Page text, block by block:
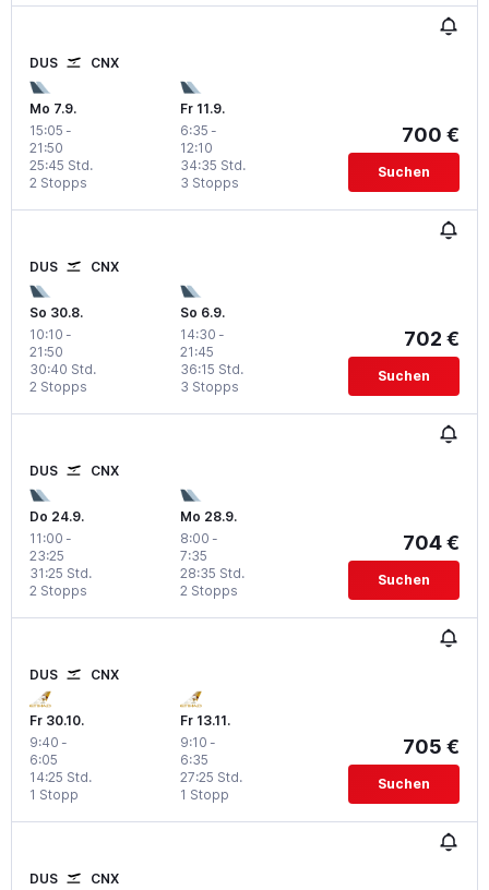
DUS CNX
Mo 7.9.
15:05 -
21:50
2 Stopps
25:45 Std.
Fr 11.9.
6:35 -
12:10
3 Stopps
34:35 Std.
700 €
Suchen
DUS CNX
So 30.8.
10:10 -
21:50
2 Stopps
30:40 Std.
So 6.9.
14:30 -
21:45
3 Stopps
36:15 Std.
702 €
Suchen
DUS CNX
Do 24.9.
11:00 -
23:25
2 Stopps
31:25 Std.
Mo 28.9.
8:00 -
7:35
2 Stopps
28:35 Std.
704 €
Suchen
DUS CNX
Fr 30.10.
9:40 -
6:05
1 Stopp
14:25 Std.
Fr 13.11.
9:10 -
6:35
1 Stopp
27:25 Std.
705 €
Suchen
DUS CNX